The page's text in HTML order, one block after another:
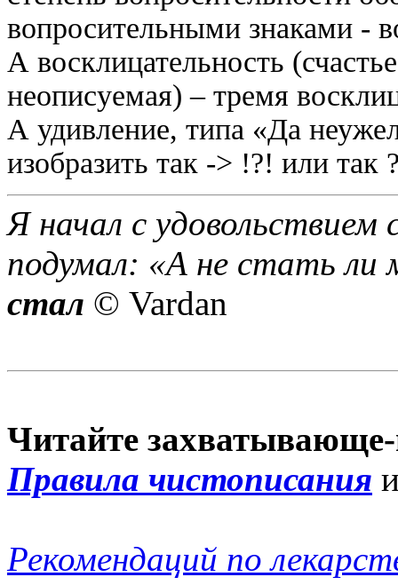
вопросительными знаками -
А восклицательность
неописуемая) – тремя
А удивление, типа «Да
изобразить так -> !?! или так
Я начал с
подумал: «А не стать ли
стал © Vardan
Читайте
Правила чистописания
Рекомендаций по